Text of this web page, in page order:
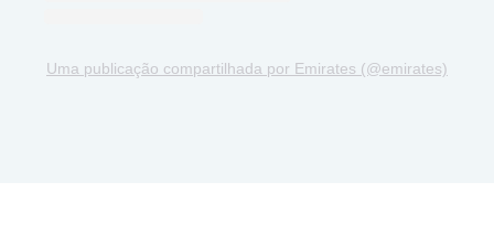
Uma publicação compartilhada por Emirates (@emirates)